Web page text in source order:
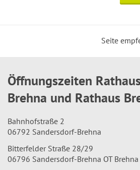
Seite
Öffnungszeiten
Brehna und Rathaus
Bahnhofstraße 2
06792 Sandersdorf-Brehna
Bitterfelder Straße 28/29
06796 Sandersdorf-Brehna OT Brehna